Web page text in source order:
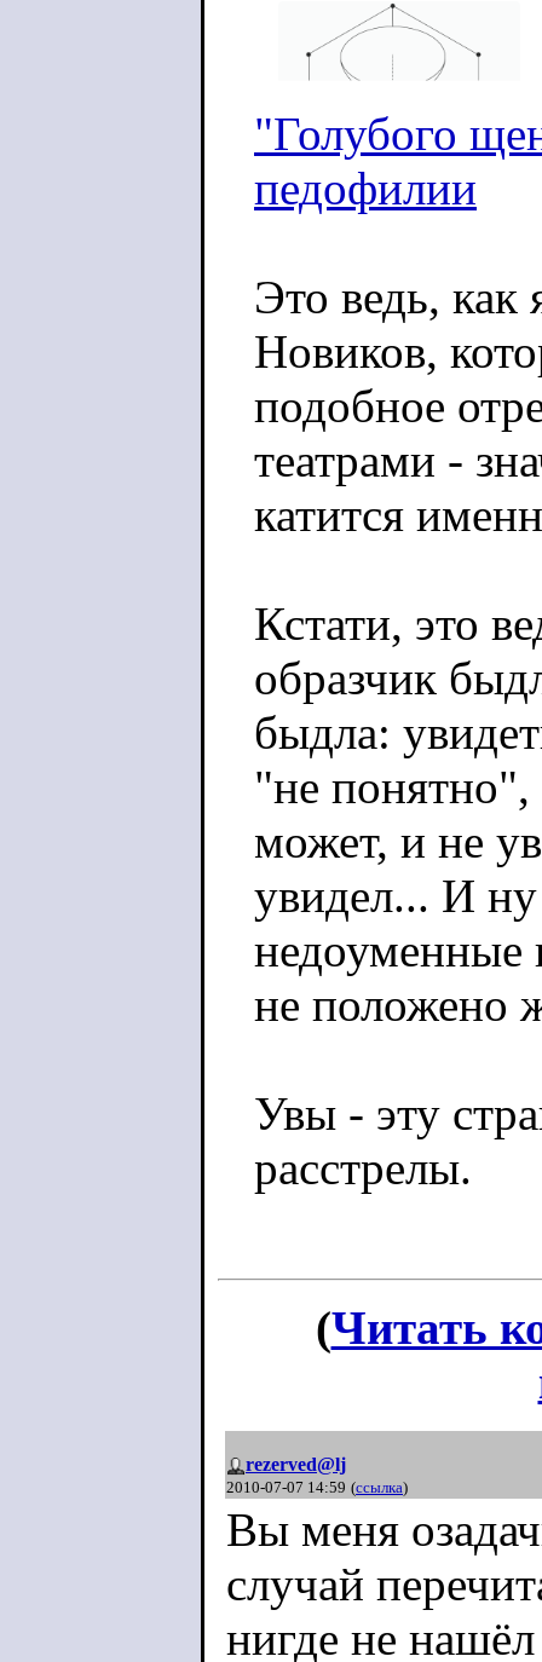
"Голубого
педофилии
Это ведь,
Новиков,
подобное
театрами -
катится
Кстати, это
образчик
быдла:
"не
может, и не
увидел... И ну
недоуменные
не положено
Увы - эту
расстрелы.
(Читать
rezerved@lj
2010-07-07 14:59 (ссылка)
Вы меня
случай
нигде не